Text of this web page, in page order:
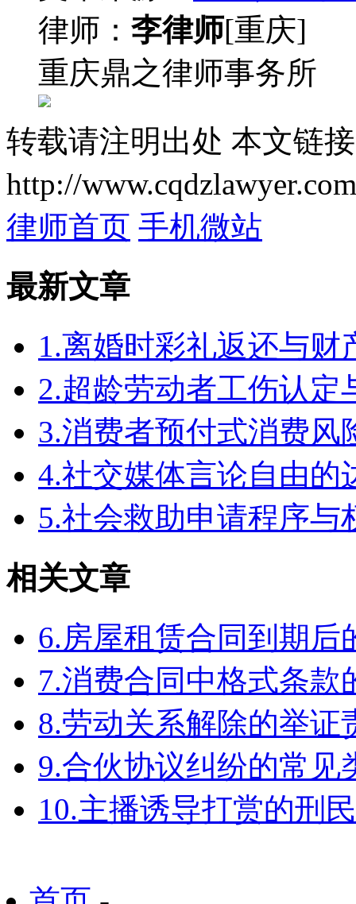
律师： 李律师[重庆]
重庆鼎之律师事务所
转载请注明出处 本文链
http://
律师首页 手机微站
最新文章
1.离婚时彩礼返还与财
2.超龄劳动者工伤认定
3.消费者预付式消费风
4.社交媒体言论自由
5.社会救助申请程序与
相关文章
6.房屋租赁合同到期后
7.消费合同中格式条款
8.劳动关系解除的举证
9.合伙协议纠纷的常见
10.主播诱导打赏的刑